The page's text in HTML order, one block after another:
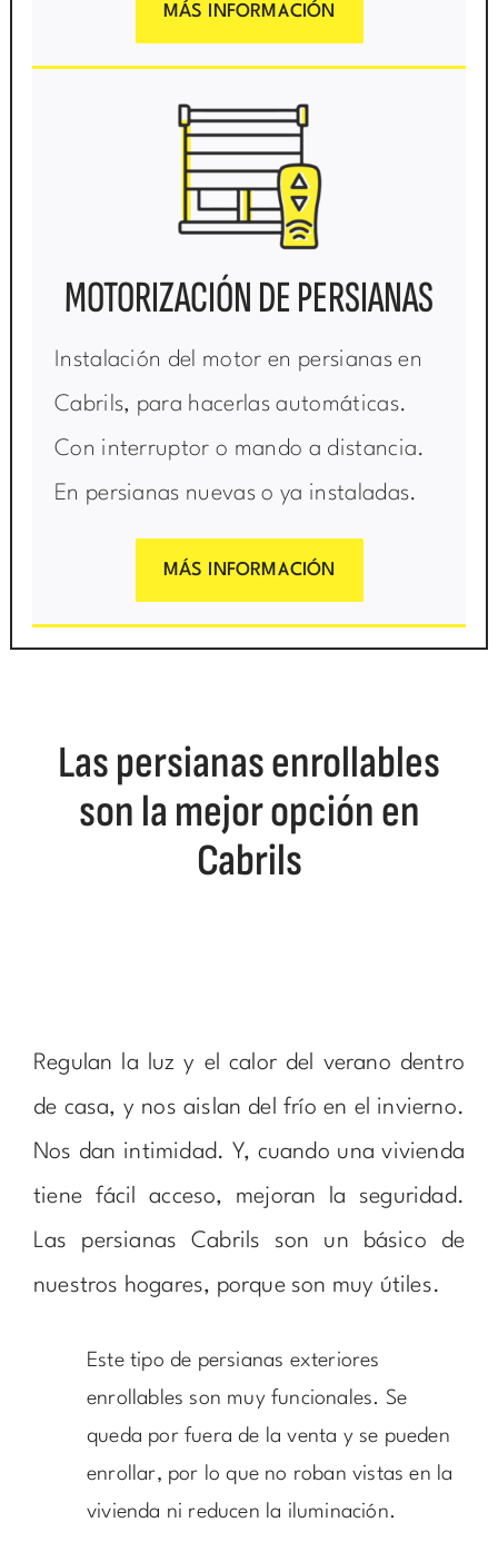
MÁS INFORMACIÓN
MOTORIZACIÓN DE PERSIANAS
Instalación del motor en persianas en
Cabrils, para hacerlas automáticas.
Con interruptor o mando a distancia.
En persianas nuevas o ya instaladas.
MÁS INFORMACIÓN
Las persianas enrollables
son la mejor opción en
Cabrils
Regulan la luz y el calor del verano dentro
de casa, y nos aislan del frío en el invierno.
Nos dan intimidad. Y, cuando una vivienda
tiene fácil acceso, mejoran la seguridad.
Las persianas Cabrils son un básico de
nuestros hogares, porque son muy útiles.
Este tipo de persianas exteriores
enrollables son muy funcionales. Se
queda por fuera de la venta y se pueden
enrollar, por lo que no roban vistas en la
vivienda ni reducen la iluminación.